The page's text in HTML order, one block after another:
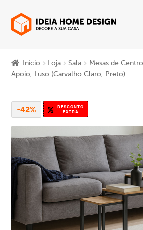
Ir
para
Saltar
para
Quarto
Sala
Sofás
Mesas e Cadeiras
Escritório
Apoio ao Cliente
Início Loja Sala Mesas de Centro
Apoio, Luso (Carvalho Claro, Preto)
-42%
DESCONTO
EXTRA